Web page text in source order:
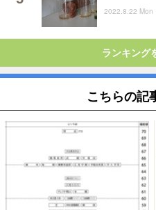
2022.8.22 Mon
ランキング
こちらの記